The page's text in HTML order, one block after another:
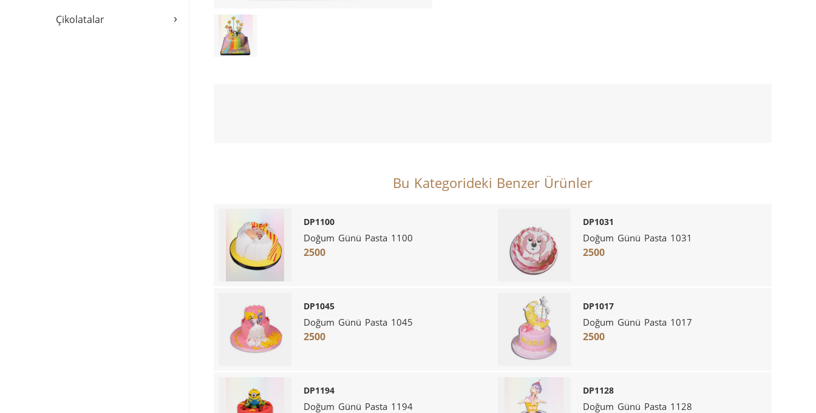
›
Çikolatalar
Bu Kategorideki Benzer Ürünler
DP1100
Doğum Günü Pasta 1100
2500
DP1031
Doğum Günü Pasta 1031
2500
DP1045
Doğum Günü Pasta 1045
2500
DP1017
Doğum Günü Pasta 1017
2500
DP1194
Doğum Günü Pasta 1194
DP1128
Doğum Günü Pasta 1128